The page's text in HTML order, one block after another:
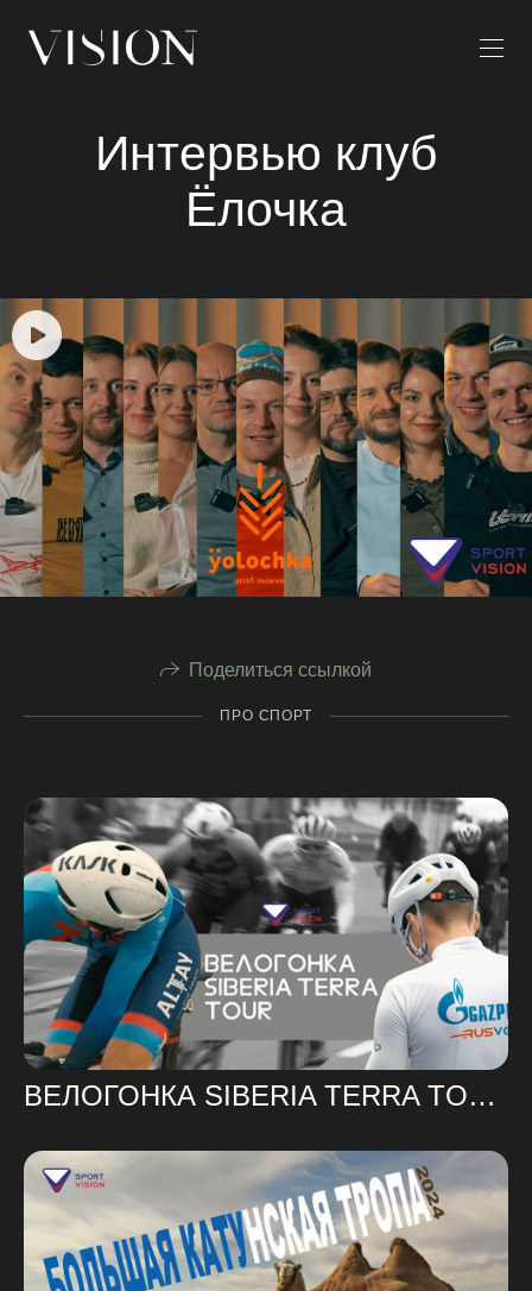
Интервью клуб
Ёлочка
Поделиться ссылкой
ПРО СПОРТ
ВЕЛОГОНКА SIBERIA TERRA TOUR 2024